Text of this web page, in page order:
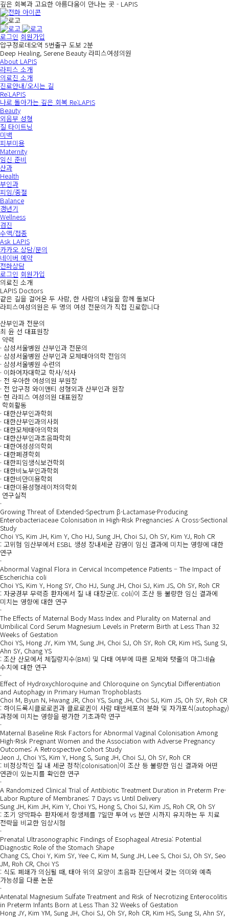
깊은 회복과 고요한 아름다움이 만나는 곳 - LAPIS
로그인 회원가입
압구정로데오역 5번출구 도보 2분
Deep Healing, Serene Beauty 라피스여성의원
About LAPIS
라피스 소개
의료진 소개
진료안내/오시는 길
Re:LAPIS
나로 돌아가는 깊은 회복 Re:LAPIS
Beauty
외음부 성형
질 타이트닝
미백
피부미용
Maternity
임신 준비
산과
Health
부인과
피임/중절
Balance
갱년기
Wellness
검진
수액/접종
Ask LAPIS
카카오 상담/문의
네이버 예약
전화상담
로그인 회원가입
의료진 소개
LAPIS Doctors
같은 길을 걸어온 두 사람, 한 사람의 내일을 함께 돌보다
라피스여성의원은 두 명의 여성 전문의가 직접 진료합니다
산부인과 전문의
최 윤 선 대표원장
약력
· 삼성서울병원 산부인과 전문의
· 삼성서울병원 산부인과 모체태아의학 전임의
· 삼성서울병원 수련의
· 이화여자대학교 학사/석사
· 전 우아한 여성의원 부원장
· 전 압구정 와이앤티 성형외과 산부인과 원장
· 현 라피스 여성의원 대표원장
학회활동
· 대한산부인과학회
· 대한산부인과의사회
· 대한모체태아의학회
· 대한산부인과초음파학회
· 대한여성성의학회
· 대한폐경학회
· 대한피임생식보건학회
· 대한비뇨부인과학회
· 대한비만미용학회
· 대한미용성형레이저의학회
연구실적
·
Growing Threat of Extended-Spectrum β-Lactamase-Producing
Enterobacteriaceae Colonisation in High-Risk Pregnancies: A Cross-Sectional
Study
Choi YS, Kim JH, Kim Y, Cho HJ, Sung JH, Choi SJ, Oh SY, Kim YJ, Roh CR
: 고위험 임산부에서 ESBL 생성 장내세균 감염이 임신 결과에 미치는 영향에 대한
연구
·
Abnormal Vaginal Flora in Cervical Incompetence Patients – The Impact of
Escherichia coli
Choi YS, Kim Y, Hong SY, Cho HJ, Sung JH, Choi SJ, Kim JS, Oh SY, Roh CR
: 자궁경부 무력증 환자에서 질 내 대장균(E. coli)이 조산 등 불량한 임신 결과에
미치는 영향에 대한 연구
·
The Effects of Maternal Body Mass Index and Plurality on Maternal and
Umbilical Cord Serum Magnesium Levels in Preterm Birth at Less Than 32
Weeks of Gestation
Choi YS, Hong JY, Kim YM, Sung JH, Choi SJ, Oh SY, Roh CR, Kim HS, Sung SI,
Ahn SY, Chang YS
: 조산 산모에서 체질량지수(BMI) 및 다태 여부에 따른 모체와 탯줄의 마그네슘
수치에 대한 연구
·
Effect of Hydroxychloroquine and Chloroquine on Syncytial Differentiation
and Autophagy in Primary Human Trophoblasts
Choi M, Byun N, Hwang JR, Choi YS, Sung JH, Choi SJ, Kim JS, Oh SY, Roh CR
: 하이드록시클로로퀸과 클로로퀸이 사람 태반세포의 분화 및 자가포식(autophagy)
과정에 미치는 영향을 평가한 기초과학 연구
·
Maternal Baseline Risk Factors for Abnormal Vaginal Colonisation Among
High-Risk Pregnant Women and the Association with Adverse Pregnancy
Outcomes: A Retrospective Cohort Study
Jeon J, Choi YS, Kim Y, Hong S, Sung JH, Choi SJ, Oh SY, Roh CR
: 비정상적인 질 내 세균 정착(colonisation)이 조산 등 불량한 임신 결과와 어떤
연관이 있는지를 확인한 연구
·
A Randomized Clinical Trial of Antibiotic Treatment Duration in Preterm Pre-
Labor Rupture of Membranes: 7 Days vs Until Delivery
Sung JH, Kim JH, Kim Y, Choi YS, Hong S, Choi SJ, Kim JS, Roh CR, Oh SY
: 조기 양막파수 환자에서 항생제를 7일만 투여 vs 분만 시까지 유지하는 두 치료
전략을 비교한 임상시험
·
Prenatal Ultrasonographic Findings of Esophageal Atresia: Potential
Diagnostic Role of the Stomach Shape
Chang CS, Choi Y, Kim SY, Yee C, Kim M, Sung JH, Lee S, Choi SJ, Oh SY, Seo
JM, Roh CR, Choi YS
: 식도 폐쇄가 의심될 때, 태아 위의 모양이 초음파 진단에서 갖는 의미와 예측
가능성을 다룬 논문
·
Antenatal Magnesium Sulfate Treatment and Risk of Necrotizing Enterocolitis
in Preterm Infants Born at Less Than 32 Weeks of Gestation
Hong JY, Kim YM, Sung JH, Choi SJ, Oh SY, Roh CR, Kim HS, Sung SI, Ahn SY,